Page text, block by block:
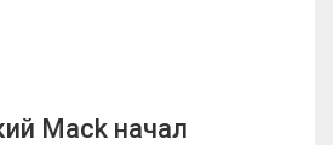
Mack начал